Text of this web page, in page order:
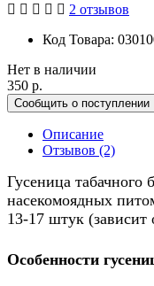
2 отзывов
Код Товара:
Нет в наличии
350 р.
Сообщить о поступлении
Описание
Отзывов (2)
Гусеница табачного
насекомоядных
13-17 штук (зависит
Особенности